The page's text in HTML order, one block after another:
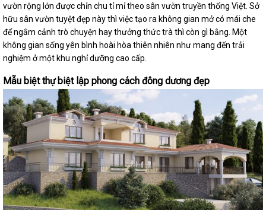
vườn rộng lớn được chỉn chu tỉ mỉ theo sân vườn truyền thống Việt. Sở
hữu sân vườn tuyệt đẹp này thì việc tạo ra không gian mở có mái che
để ngắm cảnh trò chuyện hay thưởng thức trà thì còn gì bằng. Một
không gian sống yên bình hoài hòa thiên nhiên như mang đến trải
nghiệm ở một khu nghỉ dưỡng cao cấp.
Mẫu biệt thự biệt lập phong cách đông dương đẹp